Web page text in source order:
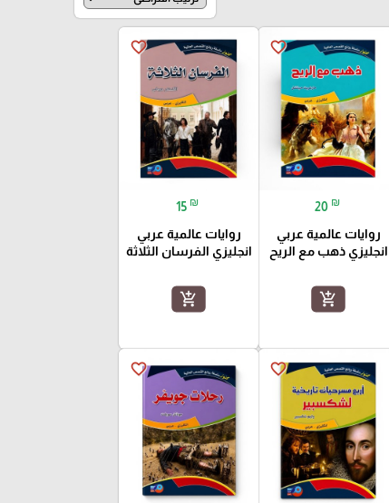
favorite_border
20 ₪
روايات عالمية عربي
انجليزي ذهب مع الريح
add_shopping_cart
favorite_border
15 ₪
روايات عالمية عربي
انجليزي الفرسان الثلاثة
add_shopping_cart
favorite_border
favorite_border